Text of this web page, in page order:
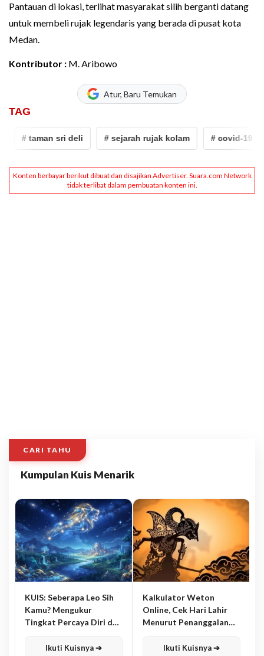
Pantauan di lokasi, terlihat masyarakat silih berganti datang
untuk membeli rujak legendaris yang berada di pusat kota
Medan.
Kontributor : M. Aribowo
Atur, Baru Temukan
TAG
# taman sri deli # sejarah rujak kolam # covid-19
CARI TAHU
Kumpulan Kuis Menarik
KUIS: Seberapa Leo Sih
Kamu? Mengukur
Tingkat Percaya Diri dan
Ikuti Kuisnya ➔
Kalkulator Weton
Online, Cek Hari Lahir
Menurut Penanggalan
Ikuti Kuisnya ➔